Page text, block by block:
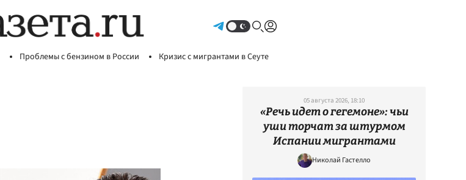
Проблемы с бензином в России Кризис с мигрантами в Сеуте
05 августа 2026, 18:10
«Речь идет о гегемоне»: чьи
уши торчат за штурмом
Испании мигрантами
Николай Гастелло